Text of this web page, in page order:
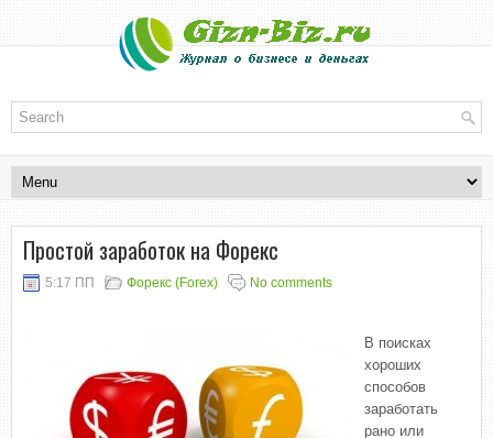
Простой заработок на Форекс
5:17 ПП Форекс (Forex) No comments
В поисках
хороших
способов
заработать
рано или